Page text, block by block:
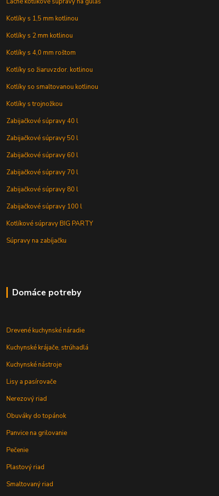
Kotlíky s 1,5 mm kotlinou
Kotlíky s 2 mm kotlinou
Kotlíky s 4,0 mm roštom
Kotlíky so žiaruvzdor. kotlinou
Kotlíky so smaltovanou kotlinou
Kotlíky s trojnožkou
Zabijačkové súpravy 40 l
Zabijačkové súpravy 50 l
Zabijačkové súpravy 60 l
Zabijačkové súpravy 70 l
Zabijačkové súpravy 80 l
Zabijačkové súpravy 100 l
Kotlíkové súpravy BIG PARTY
Súpravy na zabíjačku
Domáce potreby
Drevené kuchynské náradie
Kuchynské krájače, strúhadlá
Kuchynské nástroje
Lisy a pasírovače
Nerezový riad
Obuváky do topánok
Panvice na grilovanie
Pečenie
Plastový riad
Smaltovaný riad